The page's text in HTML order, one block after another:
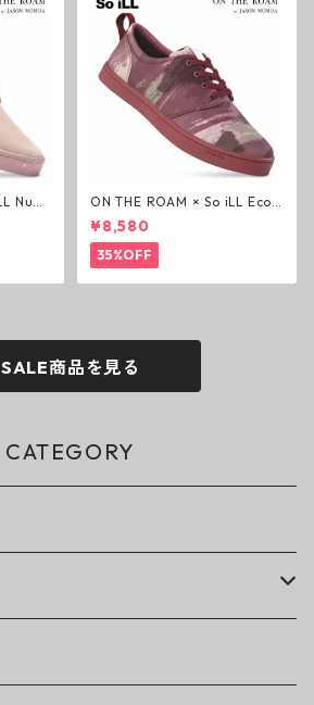
Nubu
シュ
ンザ
OTR
ON THE ROAM × So iLL Eco
Camo Wino ライフスタイル
シューズ カモ オンザローム ジ
ェイソンモモア OTR スニーカ
ー
¥8,580
35%OFF
SALE商品を見る
CATEGORY